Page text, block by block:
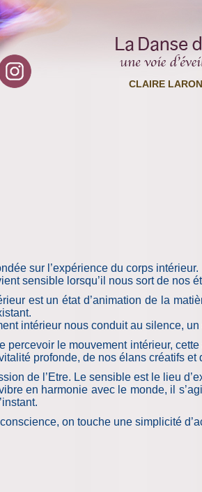
CLAIRE
sur l’expérience du corps intérieur.
sensible lorsqu’il nous sort de nos
est un état d’animation de la
intérieur nous conduit au silence,
percevoir le mouvement intérieur,
profonde, de nos élans créatifs et
de l’Etre. Le sensible est le lieu
en harmonie avec le monde, il
on touche une simplicité